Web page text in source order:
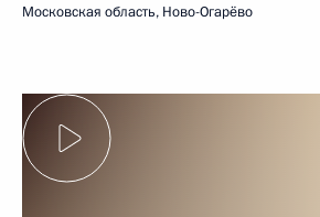
Московская область, Ново-Огарёво